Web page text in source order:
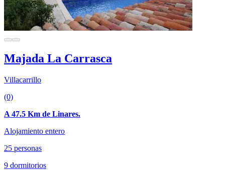
Majada La Carrasca
Villacarrillo
(0)
A 47.5 Km de Linares.
Alojamiento entero
25 personas
9 dormitorios